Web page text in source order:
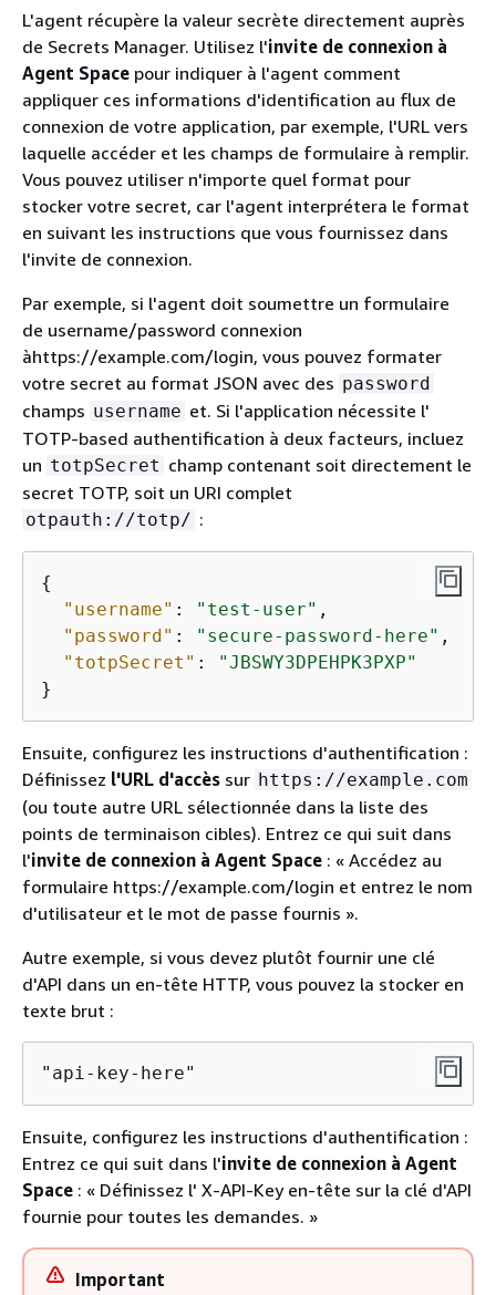
L'agent récupère la valeur secrète directement auprès
de Secrets Manager. Utilisez l'invite de connexion à
Agent Space pour indiquer à l'agent comment
appliquer ces informations d'identification au flux de
connexion de votre application, par exemple, l'URL vers
laquelle accéder et les champs de formulaire à remplir.
Vous pouvez utiliser n'importe quel format pour
stocker votre secret, car l'agent interprétera le format
en suivant les instructions que vous fournissez dans
l'invite de connexion.
Par exemple, si l'agent doit soumettre un formulaire
de username/password connexion
àhttps://example.com/login, vous pouvez formater
votre secret au format JSON avec des password
champs username et. Si l'application nécessite l'
TOTP-based authentification à deux facteurs, incluez
un totpSecret champ contenant soit directement le
secret TOTP, soit un URI complet
otpauth://totp/ :
{
"username" : "test-user" ,
"password" : "secure-password-here" ,
"totpSecret" :
"JBSWY3DPEHPK3PXP"
}
Ensuite, configurez les instructions d'authentification :
Définissez l'URL d'accès sur https://example.com
(ou toute autre URL sélectionnée dans la liste des
points de terminaison cibles). Entrez ce qui suit dans
l'invite de connexion à Agent Space : « Accédez au
formulaire https://example.com/login et entrez le nom
d'utilisateur et le mot de passe fournis ».
Autre exemple, si vous devez plutôt fournir une clé
d'API dans un en-tête HTTP, vous pouvez la stocker en
texte brut :
"api-key-here"
Ensuite, configurez les instructions d'authentification :
Entrez ce qui suit dans l'invite de connexion à Agent
Space : « Définissez l' X-API-Key en-tête sur la clé d'API
fournie pour toutes les demandes. »
Important